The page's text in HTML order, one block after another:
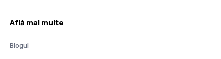
Află mai multe
Blogul